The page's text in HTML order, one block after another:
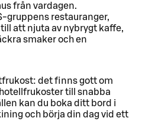
från vardagen.
gruppens restauranger,
att njuta av nybrygt kaffe,
smaker och en
det finns gott om
till snabba
kan du boka ditt bord i
och börja din dag vid ett